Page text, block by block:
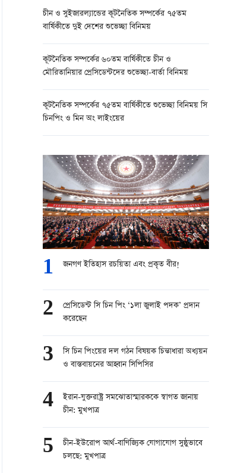
চীন ও সুইজারল্যান্ডের কূটনৈতিক সম্পর্কের ৭৫তম
বার্ষিকীতে দুই দেশের শুভেচ্ছা বিনিময়
কূটনৈতিক সম্পর্কের ৬০তম বার্ষিকীতে চীন ও
মৌরিতানিয়ার প্রেসিডেন্টদের শুভেচ্ছা-বার্তা বিনিময়
কূটনৈতিক সম্পর্কের ৭৫তম বার্ষিকীতে শুভেচ্ছা বিনিময় সি
চিনপিং ও মিন অং লাইংয়ের
1 জনগণ ইতিহাস রচয়িতা এবং প্রকৃত বীর!
2
প্রেসিডেন্ট সি চিন পিং ‘১লা জুলাই পদক’ প্রদান
করেছেন
3
সি চিন পিংয়ের দল গঠন বিষয়ক চিন্তাধারা অধ্যয়ন
ও বাস্তবায়নের আহ্বান সিপিসির
4
ইরান-যুক্তরাষ্ট্র সমঝোতাস্মারককে স্বাগত জানায়
চীন: মুখপাত্র
5
চীন-ইউরোপ আর্থ-বাণিজ্যিক যোগাযোগ সুষ্ঠুভাবে
চলছে: মুখপাত্র